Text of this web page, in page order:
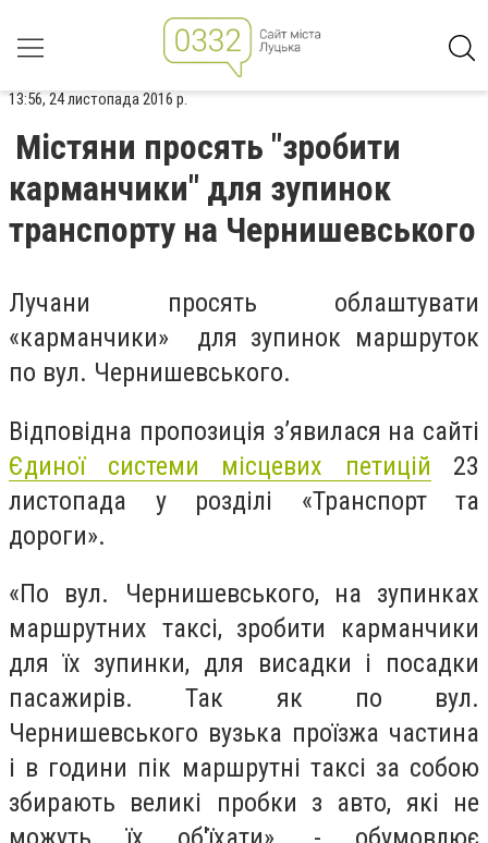
13:56, 24 листопада 2016 р.
Містяни просять "зробити
карманчики" для зупинок
транспорту на Чернишевського
Лучани просять облаштувати
«карманчики» для зупинок маршруток
по вул. Чернишевського.
Відповідна пропозиція з’явилася на сайті
Єдиної системи місцевих петицій 23
листопада у розділі «Транспорт та
дороги».
«По вул. Чернишевського, на зупинках
маршрутних таксі, зробити карманчики
для їх зупинки, для висадки і посадки
пасажирів. Так як по вул.
Чернишевського вузька проїзжа частина
і в години пік маршрутні таксі за собою
збирають великі пробки з авто, які не